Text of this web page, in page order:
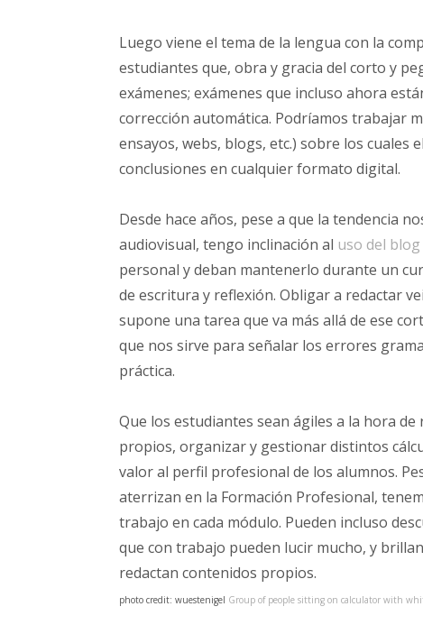
Luego viene el tema de la lengua con la
estudiantes que, obra y gracia del corto y
exámenes; exámenes que incluso ahora
corrección automática. Podríamos trabajar
ensayos, webs, blogs, etc.) sobre los
conclusiones en cualquier formato digital.
Desde hace años, pese a que la tendencia
audiovisual, tengo inclinación al uso del
personal y deban mantenerlo durante un
de escritura y reflexión. Obligar a redactar
supone una tarea que va más allá de ese
que nos sirve para señalar los errores
práctica.
Que los estudiantes sean ágiles a la hora
propios, organizar y gestionar distintos
valor al perfil profesional de los alumnos.
aterrizan en la Formación Profesional,
trabajo en cada módulo. Pueden incluso
que con trabajo pueden lucir mucho, y
redactan contenidos propios.
photo credit: wuestenigel Group of people sitting on calculator with